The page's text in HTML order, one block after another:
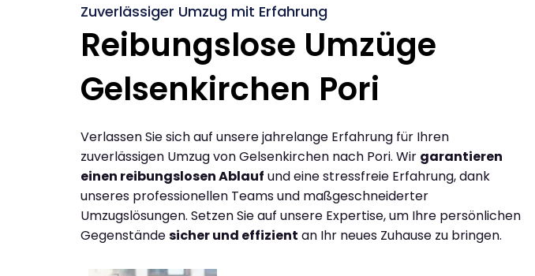
Zuverlässiger Umzug mit Erfahrung
Reibungslose Umzüge
Gelsenkirchen Pori
Verlassen Sie sich auf unsere jahrelange Erfahrung für Ihren
zuverlässigen Umzug von Gelsenkirchen nach Pori. Wir garantieren
einen reibungslosen Ablauf und eine stressfreie Erfahrung, dank
unseres professionellen Teams und maßgeschneiderter
Umzugslösungen. Setzen Sie auf unsere Expertise, um Ihre persönlichen
Gegenständesicher und effizient an Ihr neues Zuhause zu bringen.